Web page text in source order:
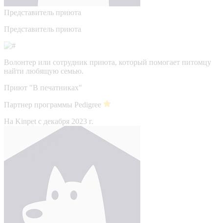
Представитель приюта
Представитель приюта
Волонтер или сотрудник приюта, который помогает питомцу
найти любящую семью.
Приют "В печатниках"
Партнер программы Pedigree
На Kinpet c декабря 2023 г.